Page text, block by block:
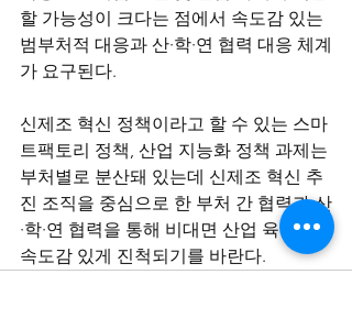
할 가능성이 크다는 점에서 속도감 있는
범부처적 대응과 산·학·연 협력 대응 체계
가 요구된다.
신제조 혁신 정책이라고 할 수 있는 스마
트팩토리 정책, 산업 지능화 정책 과제는
부처별로 분산돼 있는데 신제조 혁신 추
진 조직을 중심으로 한 부처 간 협력과 산
·학·연 협력을 통해 비대면 산업 육성이
속도감 있게 진척되기를 바란다.